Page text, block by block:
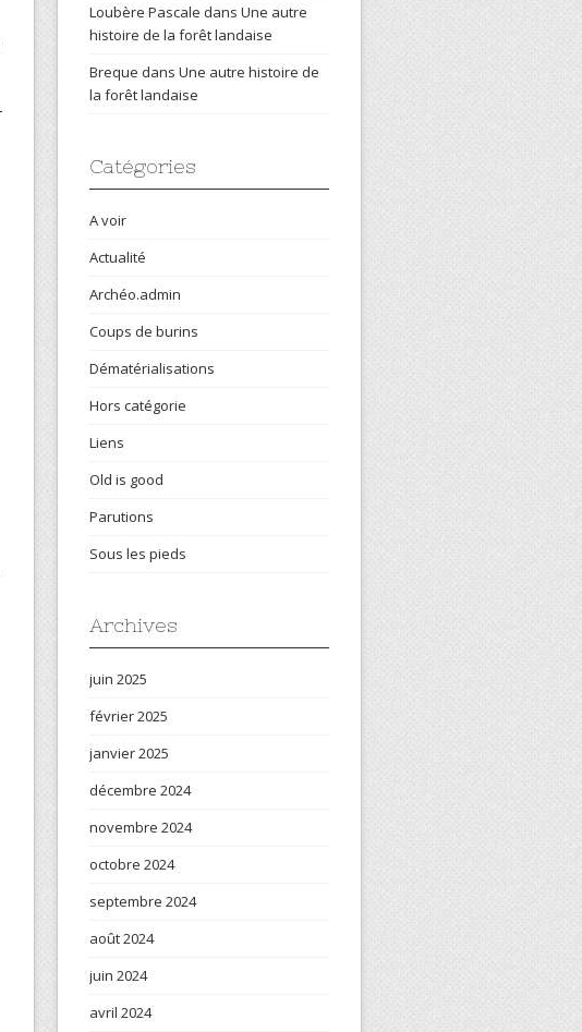
Loubère Pascale dans Une autre
histoire de la forêt landaise
Breque dans Une autre histoire de
la forêt landaise
Catégories
A voir
Actualité
Archéo.admin
Coups de burins
Dématérialisations
Hors catégorie
Liens
Old is good
Parutions
Sous les pieds
Archives
juin 2025
février 2025
janvier 2025
décembre 2024
novembre 2024
octobre 2024
septembre 2024
août 2024
juin 2024
avril 2024